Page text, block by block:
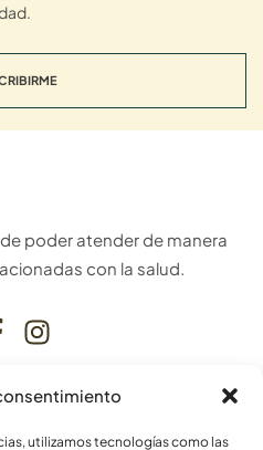
utilizamos tecnologías como las
poder atender de manera
con la salud.